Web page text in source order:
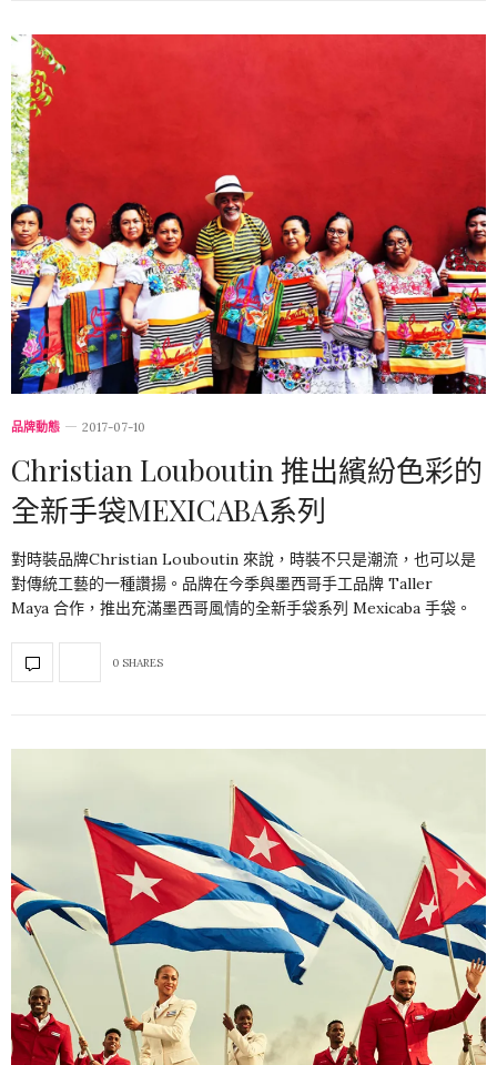
品牌動態 2017-07-10
Christian Louboutin 推出繽紛色彩的
全新手袋MEXICABA系列
對時裝品牌Christian Louboutin 來說，時裝不只是潮流，也可以是
對傳統工藝的一種讚揚。品牌在今季與墨西哥手工品牌 Taller
Maya 合作，推出充滿墨西哥風情的全新手袋系列 Mexicaba 手袋。
0 SHARES